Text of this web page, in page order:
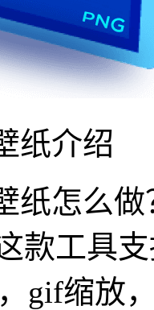
纸介绍
纸怎么
款工具
gif缩放